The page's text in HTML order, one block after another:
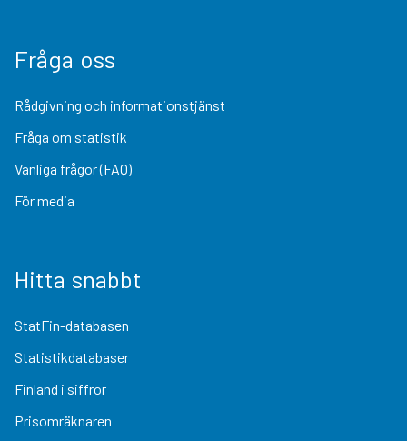
Fråga oss
Rådgivning och informationstjänst
Fråga om statistik
Vanliga frågor (FAQ)
För media
Hitta snabbt
StatFin-databasen
Statistikdatabaser
Finland i siffror
Prisomräknaren